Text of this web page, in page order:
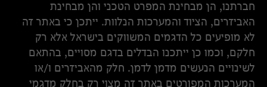
חברתנו, הן מבחינת המפרט הטכני והן מבחינת
האביזרים, הציוד והמערכות הנלוות. ייתכן כי באתר זה
לא מופיעים כל הדגמים המשווקים בישראל אלא רק
חלקם, וכמו כן ייתכנו הבדלים בדגם מסויים, בהתאם
לשינויים הנעשים מדמן לדמן. חלק מהאביזרים ו/או
המערכות המפורטים באתר זה מצוי רק בחלק מדגמי